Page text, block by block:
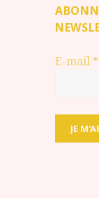
E-mail *